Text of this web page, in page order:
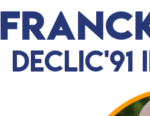
Franck